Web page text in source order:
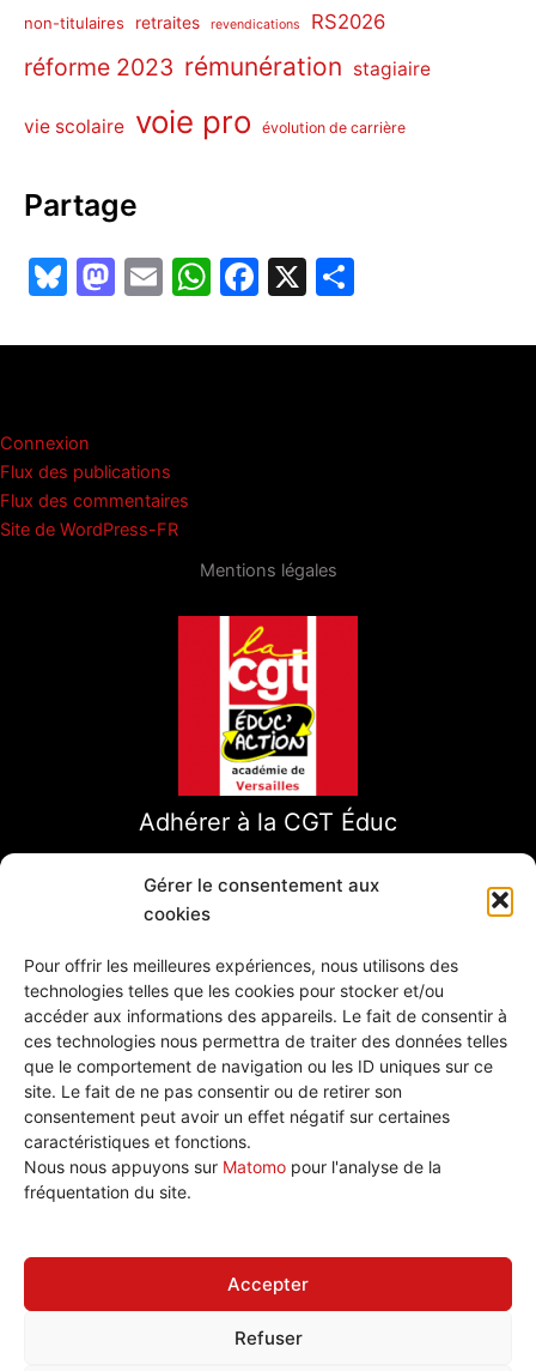
Gérer le consentement aux
cookies
Pour offrir les meilleures expériences, nous utilisons des
technologies telles que les cookies pour stocker et/ou
accéder aux informations des appareils. Le fait de consentir à
ces technologies nous permettra de traiter des données telles
que le comportement de navigation ou les ID uniques sur ce
site. Le fait de ne pas consentir ou de retirer son
consentement peut avoir un effet négatif sur certaines
caractéristiques et fonctions.
Nous nous appuyons sur Matomo pour l'analyse de la
fréquentation du site.
Accepter
Refuser
non-titulaires retraites revendications RS2026
réforme 2023 rémunération stagiaire
vie scolaire voie pro évolution de carrière
Partage
Bl
e
k
y
M
st
o
n
E
ai
W
at
F
c
X
ta
Connexion
Flux des publications
Flux des commentaires
Site de WordPress-FR
Mentions légales
Adhérer à la CGT Éduc
Nous écrire